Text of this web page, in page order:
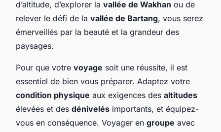
d’altitude, d’explorer la vallée de Wakhan ou de
relever le défi de la vallée de Bartang, vous serez
émerveillés par la beauté et la grandeur des
paysages.
Pour que votre voyage soit une réussite, il est
essentiel de bien vous préparer. Adaptez votre
condition physique aux exigences des altitudes
élevées et des dénivelés importants, et équipez-
vous en conséquence. Voyager en groupe avec